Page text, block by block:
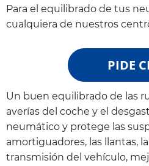
Para el equilibrado de tus
cualquiera de nuestros
PIDE
Un buen equilibrado de las
averías del coche y el
neumático y protege las
amortiguadores, las llantas,
transmisión del vehículo,